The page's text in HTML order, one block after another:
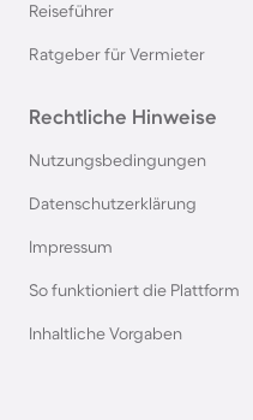
Ferienhäuser mit Pool
Ferienhäuser mit Pool
Ferienhäuser mit Pool
Reiseführer
Ratgeber für Vermieter
Rechtliche Hinweise
Nutzungsbedingungen
Datenschutzerklärung
Impressum
So funktioniert die Plattform
Inhaltliche Vorgaben